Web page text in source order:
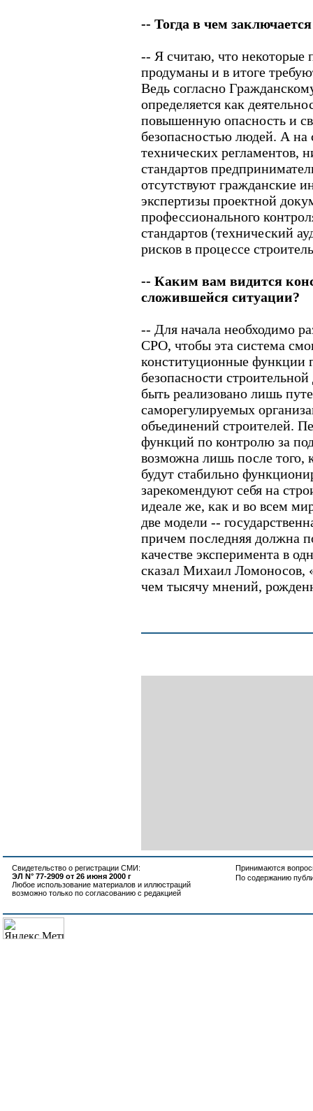
-- Тогда в чем
-- Я считаю, что некоторые
продуманы и в итоге
Ведь согласно
определяется как
повышенную опасность и
безопасностью людей. А на
технических регламентов,
стандартов
отсутствуют гражданские
экспертизы проектной
профессионального
стандартов (технический
рисков в процессе
-- Каким вам видится
сложившейся ситуации?
-- Для начала необходимо
СРО, чтобы эта система
конституционные функции
безопасности
быть реализовано лишь
саморегулируемых
объединений строителей.
функций по контролю за
возможна лишь после того,
будут стабильно
зарекомендуют себя на
идеале же, как и во всем
две модели --
причем последняя должна
качестве эксперимента в
сказал Михаил Ломоносов,
чем тысячу мнений,
Свидетельство о регистрации СМИ:
ЭЛ N° 77-2909 от 26 июня 2000 г
Любое использование материалов и иллюстраций
возможно только по согласованию с редакцией
Принимаются
По содержанию